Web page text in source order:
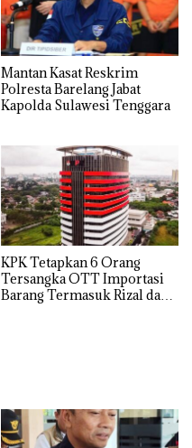
Mantan Kasat Reskrim
Polresta Barelang Jabat
Kapolda Sulawesi Tenggara
KPK Tetapkan 6 Orang
Tersangka OTT Importasi
Barang Termasuk Rizal dan